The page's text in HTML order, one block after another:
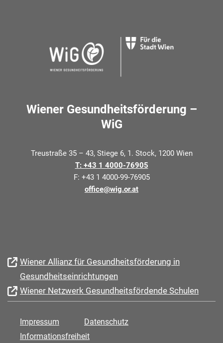
Wiener Gesundheitsförderung –
WiG
Treustraße 35 – 43, Stiege 6, 1. Stock, 1200 Wien
T: +43 1 4000-76905
F: +43 1 4000-99-76905
office@wig.or.at
Wiener Allianz für Gesundheitsförderung in
Gesundheitseinrichtungen
Wiener Netzwerk Gesundheitsfördende Schulen
Impressum
Datenschutz
Informationsfreiheit